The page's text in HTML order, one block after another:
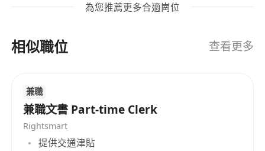
支援會議安排，包括場地預訂、會議資料準備、
管理辦公用品庫存，按需請購及發放，確保行政
性協作與多任務處理能力。
工作要求
為您推薦更多合適崗位
相似職位 查看更多
兼職
兼職文書 Part-time Clerk
Rightsmart
提供交通津貼